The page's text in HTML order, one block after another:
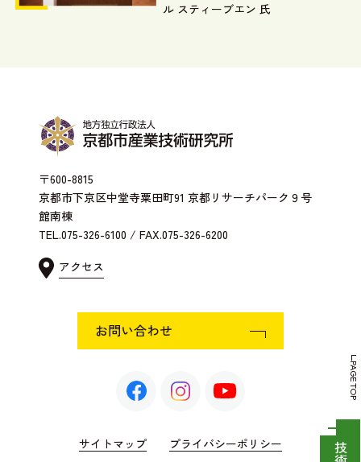
ル スティーブエン 氏
〒600-8815
京都市下京区中堂寺粟田町91 京都リサーチパーク９号
館南棟
TEL.075-326-6100 / FAX.075-326-6200
アクセス
お問い合わせ
サイトマップ
プライバシーポリシー
PAGE TOP